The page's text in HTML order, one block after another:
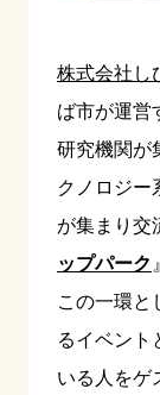
株式会社し
ば市が運営
研究機関が
クノロジー
が集まり交
ップパーク
この一環と
るイベント
いる人をゲ